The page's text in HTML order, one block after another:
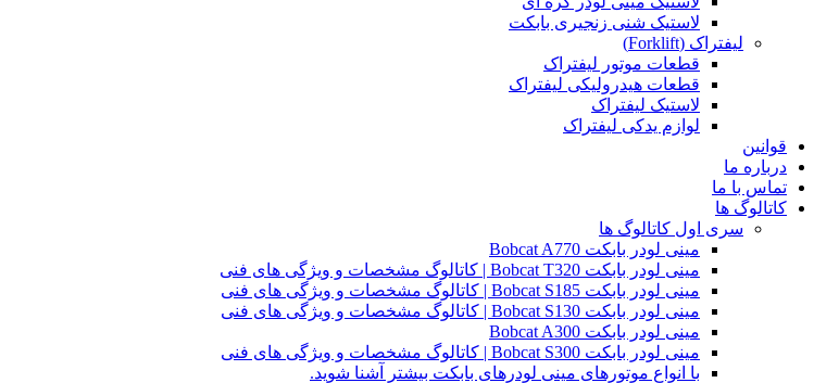
لاستیک شنی زنجیری بابکت
لیفتراک (Forklift)
قطعات موتور لیفتراک
قطعات هیدرولیکی لیفتراک
لاستیک لیفتراک
لوازم یدکی لیفتراک
قوانین
درباره ما
تماس با ما
کاتالوگ ها
سری اول کاتالوگ ها
مینی لودر بابکت Bobcat A770
مینی لودر بابکت Bobcat T320 | کاتالوگ مشخصات و ویژگی های فنی
مینی لودر بابکت Bobcat S185 | کاتالوگ مشخصات و ویژگی های فنی
مینی لودر بابکت Bobcat S130 | کاتالوگ مشخصات و ویژگی های فنی
مینی لودر بابکت Bobcat A300
مینی لودر بابکت Bobcat S300 | کاتالوگ مشخصات و ویژگی های فنی
با انواع موتورهای مینی لودرهای بابکت بیشتر آشنا شوید.